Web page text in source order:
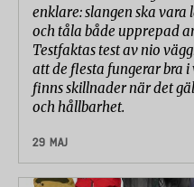
intorkad risstärkelse
samt en mix av fyra
stärkelsebaserade
Vatten klassas som
som klassas som mjukt
har genomfört samtliga
enklare: slangen ska
och tåla både upprepad
Testfaktas test av nio
att de flesta fungerar bra
finns skillnader när det
och hållbarhet.
29 MAJ